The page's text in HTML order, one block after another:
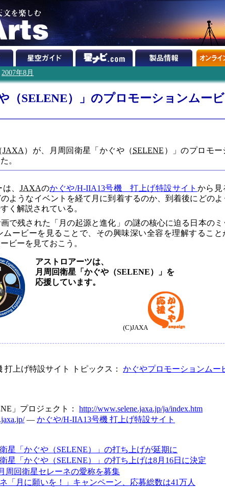
2007年8月
（SELENE）」のプロモーションムー
JAXA ）が、月周回衛星「かぐや（SELENE ）」のプロモー
。
、 JAXAのかぐや/H-IIA13号機 打上げ特設サイト から見
ようなイベントを経て月に到着するのか、到着後にどのよ
く解説されている。
画で残された「月の起源と進化」の謎の核心に迫る日本のミ
ムービーを見ることで、その興味深い全容を理解すること
ビーを見ておこう。
アストロアーツは、
月周回衛星「かぐや（SELENE）」を
応援しています。
(C)JAXA
打上げ特設サイト トピックス： かぐやプロモーションムー
」プロジェクト： http://www.selene.jaxa.jp/ja/index.htm
― かぐや/H-IIA13号機 打上げ特設サイト
星「かぐや（SELENE）」の打ち上げが延期に
星「かぐや（SELENE）」の打ち上げは8月16日に決定
周回衛星セレーネの愛称を募集
「月に願いを！」キャンペーン、応募総数は41万人